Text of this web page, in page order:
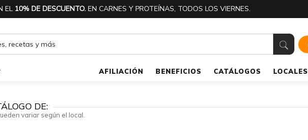
EL 10% DE DESCUENTO. EN CARNES Y PROTEÍNAS, TODOS LOS VIERNES.
AFILIACIÓN BENEFICIOS CATÁLOGOS LOCALES
DE:
variar según el local.